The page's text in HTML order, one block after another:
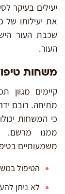
יעילים בעיקר
את יעילותו
שכבת העור
העור.
משחות
קיימים מגוון
מתיחה. רובם
כי המשחות
ממנו מרשם.
משמעותיים
הטיפול
לא ניתן